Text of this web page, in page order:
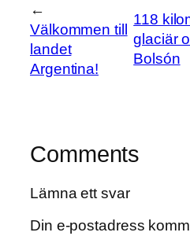
←
Välkommen till
landet
Argentina!
118
glaciär
Bolsón
Comments
Lämna ett svar
Din e-postadress